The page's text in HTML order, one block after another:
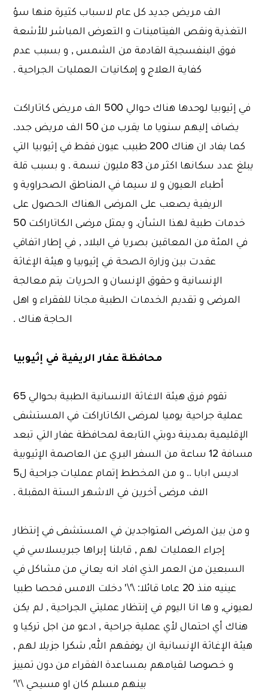
الف مريض جديد كل عام لاسباب كثيرة منها سؤ
التغذية ونقص الفيتامينات و التعرض المباشر للأشعة
فوق البنفسجية القادمة من الشمس , و بسبب عدم
كفاية العلاج و إمكانيات العمليات الجراحية .
في إثيوبيا لوحدها هناك حوالي 500 الف مريض كاتاراكت
يضاف إليهم سنويا ما يقرب من 50 الف مريض جدد.
كما يفاد ان هناك 200 طبيب عيون فقط في إثيوبيا التي
يبلغ عدد سكانها اكثر من 83 مليون نسمة . و بسبب قلة
أطباء العيون و لا سيما في المناطق الصحراوية و
الريفية يصعب على المرضى الهناك الحصول على
خدمات طبية لهذا الشأن. و يمثل مرضى الكاتاراكت 50
في المئة من المعاقين بصريا في البلاد , في إطار اتفاقي
عقدت بين وزارة الصحة في إثيوبيا و هيئة الإغاثة
الإنسانية و حقوق الإنسان و الحريات يتم معالجة
المرضى و تقديم الخدمات الطبية مجانا للفقراء و اهل
الحاجة هناك .
محافظة عفار الريفية في إثيوبيا
تقوم فرق هيئة الاغاثة الانسانية الطبية بحوالي 65
عملية جراحية يوميا لمرضى الكاتاراكت في المستشفى
الإقليمية بمدينة دوبتي التابعة لمحافظة عفار التي تبعد
مسافة 12 ساعة من السفر البري عن العاصمة الإثيوبية
اديس ابابا .. و من المخطط إتمام عمليات جراحية ل5
الاف مرضى آخرين في الاشهر الستة المقبلة .
و من بين المرضى المتواجدين في المستشفى في إنتظار
إجراء العمليات لهم , قابلنا إبراها جبريسلاسي في
السبعين من العمر الذي افاد انه يعاني من مشاكل في
عينيه منذ 20 عاما قائلا: \'\' دخلت الامس فحصا طبيا
لعيوني, و ها انا اليوم في إنتظار عمليتي الجراحية , لم يكن
هناك أي احتمال لأي عملية جراحية , ادعو من اجل تركيا و
هيئة الإغاثة الإنسانية ان يوفقهم الله, شكرا جزيلا لهم ,
و خصوصا لقيامهم بمساعدة الفقراء من دون تمييز
بينهم مسلم كان او مسيحي \'\'